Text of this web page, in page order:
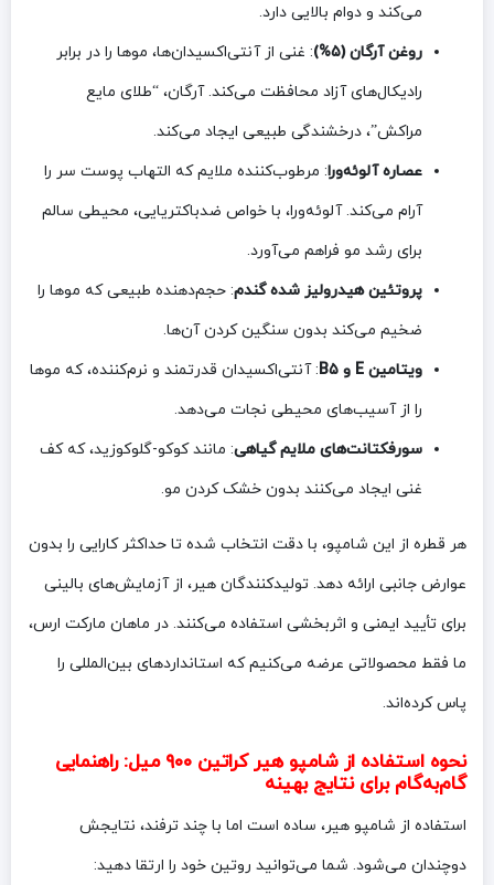
می‌کند و دوام بالایی دارد.
روغن آرگان (۵%)
: غنی از آنتی‌اکسیدان‌ها، موها را در برابر
رادیکال‌های آزاد محافظت می‌کند. آرگان، “طلای مایع
مراکش”، درخشندگی طبیعی ایجاد می‌کند.
عصاره آلوئه‌ورا: مرطوب‌کننده ملایم که التهاب پوست سر را
آرام می‌کند. آلوئه‌ورا، با خواص ضدباکتریایی، محیطی سالم
برای رشد مو فراهم می‌آورد.
پروتئین هیدرولیز شده گندم: حجم‌دهنده طبیعی که موها را
ضخیم می‌کند بدون سنگین کردن آن‌ها.
ویتامین E و B۵
: آنتی‌اکسیدان قدرتمند و نرم‌کننده، که موها
را از آسیب‌های محیطی نجات می‌دهد.
سورفکتانت‌های ملایم گیاهی: مانند کوکو-گلوکوزید، که کف
غنی ایجاد می‌کنند بدون خشک کردن مو.
هر قطره از این شامپو، با دقت انتخاب شده تا حداکثر کارایی را بدون
عوارض جانبی ارائه دهد. تولیدکنندگان هیر، از آزمایش‌های بالینی
برای تأیید ایمنی و اثربخشی استفاده می‌کنند. در ماهان مارکت ارس،
ما فقط محصولاتی عرضه می‌کنیم که استانداردهای بین‌المللی را
پاس کرده‌اند.
نحوه استفاده از شامپو هیر کراتین ۹۰۰ میل: راهنمایی
گام‌به‌گام برای نتایج بهینه
استفاده از شامپو هیر، ساده است اما با چند ترفند، نتایجش
دوچندان می‌شود. شما می‌توانید روتین خود را ارتقا دهید: